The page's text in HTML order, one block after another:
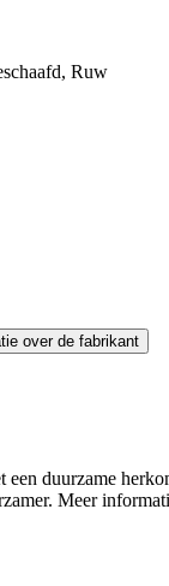
, Ruw
over de fabrikant
duurzame
Meer